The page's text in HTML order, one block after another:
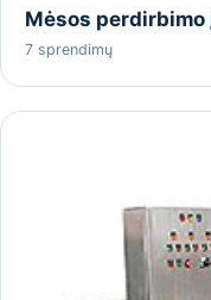
Mėsos perdirbimo
7 sprendimų